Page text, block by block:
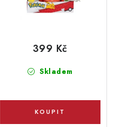
Skladem
399 Kč